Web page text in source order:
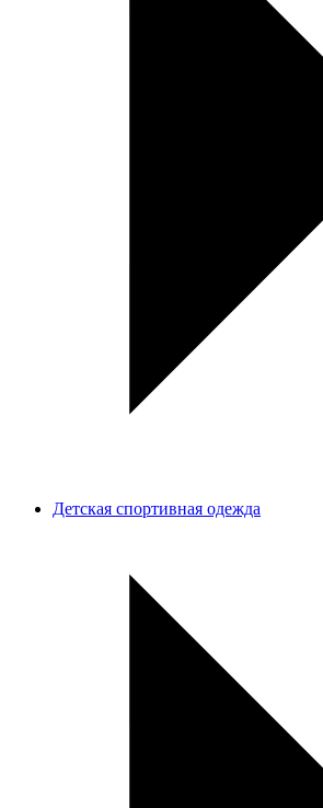
Детская спортивная одежда